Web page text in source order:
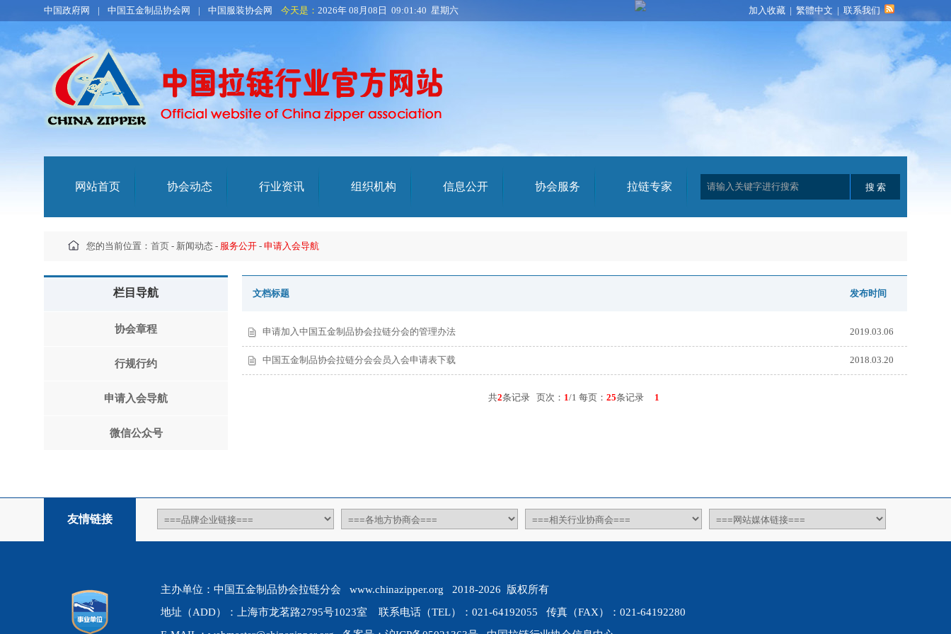
中国政府网 | 中国五金制品协会网 | 中国服装协会网 今天是： 2026年 08月08日 09:01:40 星期六 加入收藏 | 繁體中文 | 联系我们
网站首页 协会动态 行业资讯 组织机构 信息公开 协会服务 拉链专家
您的当前位置： 首页 - 新闻动态 - 服务公开 - 申请入会导航
栏目导航
协会章程
行规行约
申请入会导航
微信公众号
文档标题 发布时间
申请加入中国五金制品协会拉链分会的管理办法 2019.03.06
中国五金制品协会拉链分会会员入会申请表下载 2018.03.20
共2条记录 页次： 1/1 每页： 25条记录 1
友情链接
主办单位：中国五金制品协会拉链分会 www.chinazipper.org 2018-2026 版权所有
地址（ADD）：上海市龙茗路2795号1023室 联系电话（TEL）：021-64192055 传真（FAX）：021-64192280